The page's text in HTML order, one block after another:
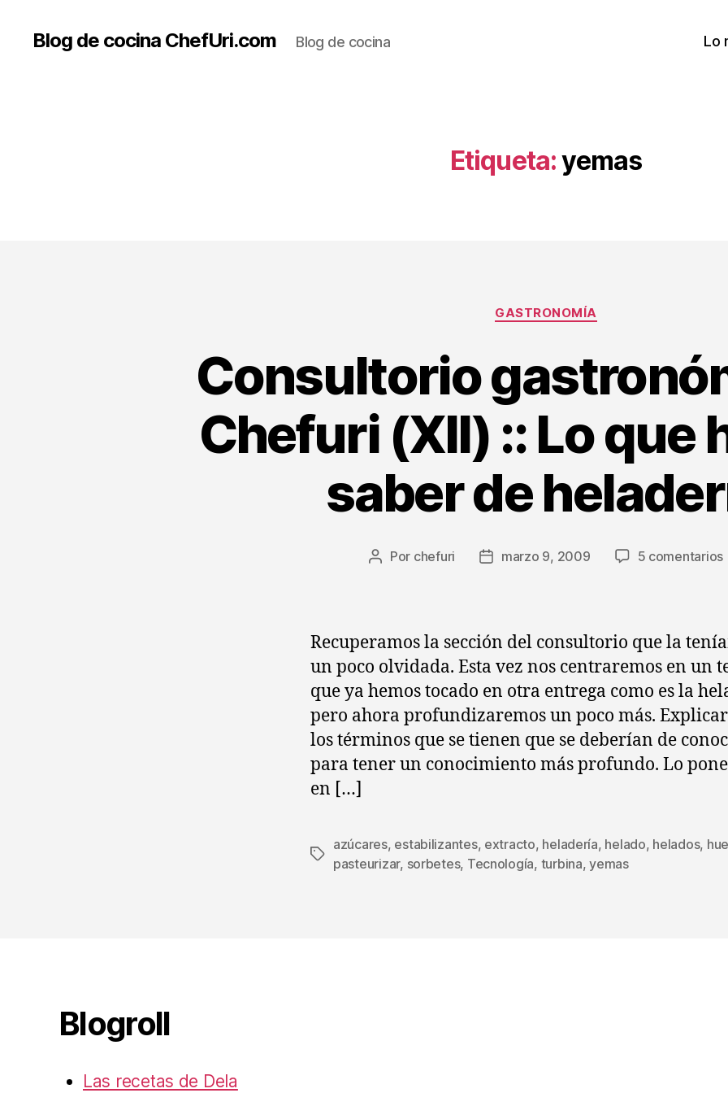
Blog de cocina ChefUri.com Blog de cocina Lo
Etiqueta:yemas
Categorías
GASTRONOMÍA
Consultorio
Chefuri (XII) :: Lo que
saber de
Autor
Por chefuri
Fechamarzo 9, 2009 5 comentarios
::
Recuperamos la sección del consultorio que la
un poco olvidada. Esta vez nos centraremos en un
que ya hemos tocado en otra entrega como es la
pero ahora profundizaremos un poco más.
los términos que se tienen que se deberían de
para tener un conocimiento más profundo. Lo
en […]
Etiquetas
azúcares, estabilizantes, extracto, heladería, helado, helados,
pasteurizar, sorbetes, Tecnología, turbina,yemas
Blogroll
Las recetas de Dela